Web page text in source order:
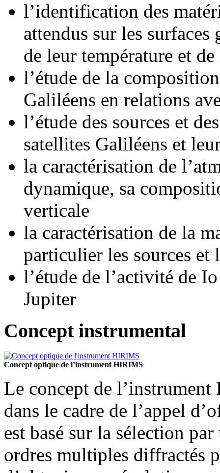
l’identification des
attendus sur les
de leur température et
l’étude de la
Galiléens en relations
l’étude des sources et
satellites Galiléens et
la caractérisation de
dynamique, sa
verticale
la caractérisation de la
particulier les sources et
l’étude de l’activité de
Jupiter
Concept instrumental
Concept optique de l’instrument HIRIMS
Le concept de
dans le cadre de l’appel
est basé sur la sélection
ordres multiples diffractés